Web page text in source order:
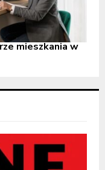
mieszkania w